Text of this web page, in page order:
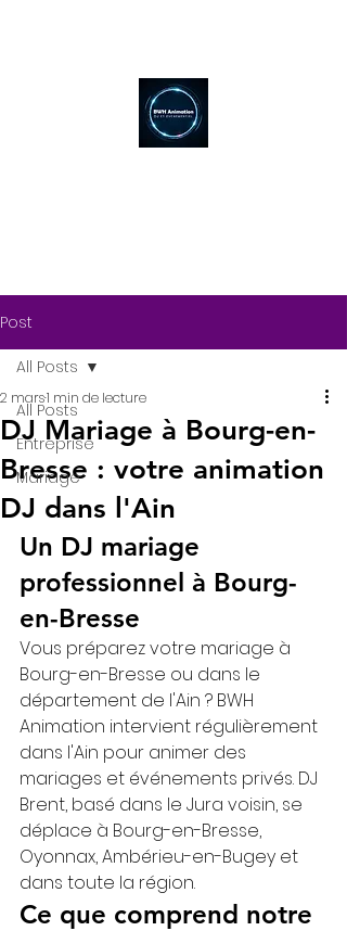
Post
All Posts
Entreprise
Mariage
All Posts
DJ Mariage à Bourg-en-
Bresse : votre animation
DJ dans l'Ain
2 mars1 min de lecture
Un DJ mariage
professionnel à Bourg-
en-Bresse
Vous préparez votre mariage à
Bourg-en-Bresse ou dans le
département de l'Ain ? BWH
Animation intervient régulièrement
dans l'Ain pour animer des
mariages et événements privés. DJ
Brent, basé dans le Jura voisin, se
déplace à Bourg-en-Bresse,
Oyonnax, Ambérieu-en-Bugey et
dans toute la région.
Ce que comprend notre